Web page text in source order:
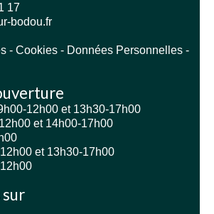
17
bodou.fr
- Cookies - Données Personnelles -
12h00 et 13h30-17h00
et 14h00-17h00
et 13h30-17h00
sur